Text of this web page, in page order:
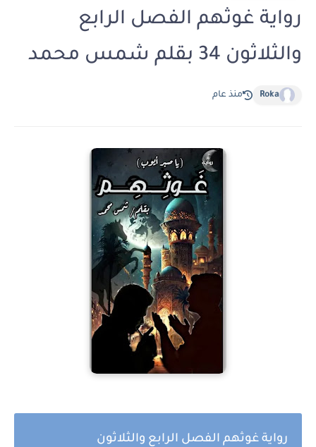
رواية غوثهم الفصل الرابع
والثلاثون 34 بقلم شمس محمد
Roka منذ عام
رواية غوثهم الفصل الرابع والثلاثون